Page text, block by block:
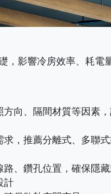
，影響冷房效率、耗電
向、隔間材質等因素，
，推薦分離式、多聯式
、鑽孔位置，確保隱藏
計